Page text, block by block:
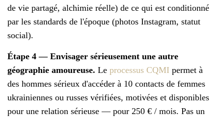
de vie partagé, alchimie réelle) de ce qui est conditionné
par les standards de l'époque (photos Instagram, statut
social).
Étape 4 — Envisager sérieusement une autre
géographie amoureuse. Le processus CQMI permet à
des hommes sérieux d'accéder à 10 contacts de femmes
ukrainiennes ou russes vérifiées, motivées et disponibles
pour une relation sérieuse — pour 250 € / mois. Pas un